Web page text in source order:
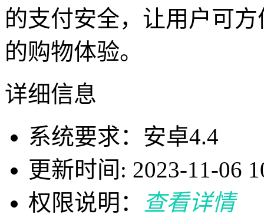
的支付安全，让用户可
的购物体验。
详细信息
系统要求：安卓4.4
更新时间: 2023-11-06
权限说明：
查看详情